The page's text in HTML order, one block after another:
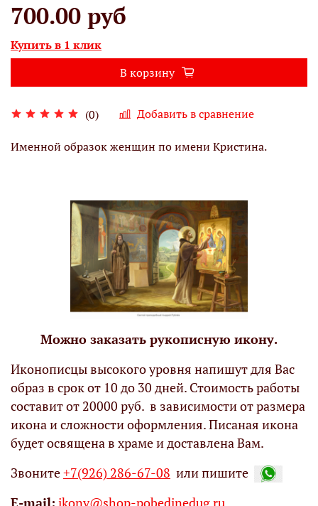
(0) Добавить в сравнение
700.00 руб
Купить в 1 клик
В корзину
Именной образок женщин по имени Кристина.
Можно заказать рукописную икону.
Иконописцы высокого уровня напишут для Вас
образ в срок от 10 до 30 дней. Стоимость работы
составит от 20000 руб. в зависимости от размера
икона и сложности оформления. Писаная икона
будет освящена в храме и доставлена Вам.
Звоните+7(926) 286-67-08 или пишите